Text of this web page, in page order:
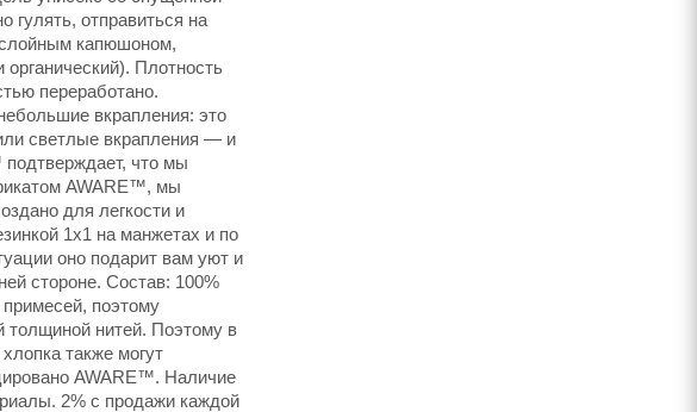
гулять, отправиться на
капюшоном,
Плотность
переработано.
вкрапления: это
светлые вкрапления — и
что мы
AWARE™, мы
для легкости и
1х1 на манжетах и по
оно подарит вам уют и
стороне. Состав: 100%
примесей, поэтому
толщиной нитей. Поэтому в
также могут
AWARE™. Наличие
2% с продажи каждой